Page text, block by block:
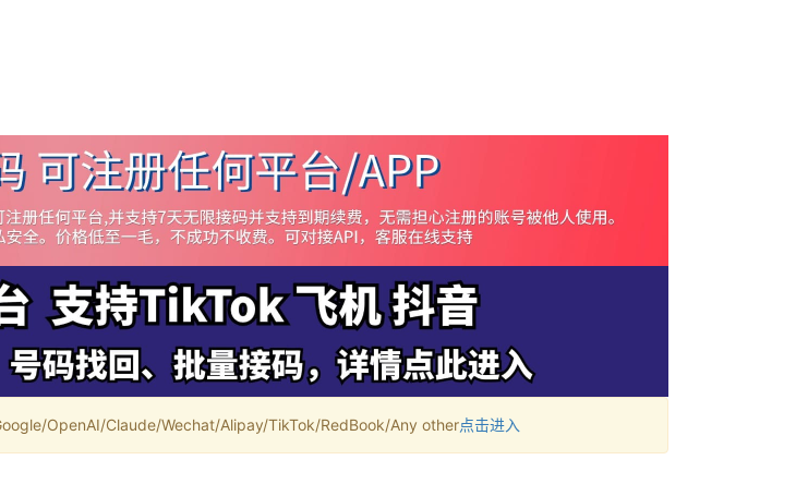
OpenAI/Claude/Wechat/Alipay/TikTok/RedBook/Any other点击进入